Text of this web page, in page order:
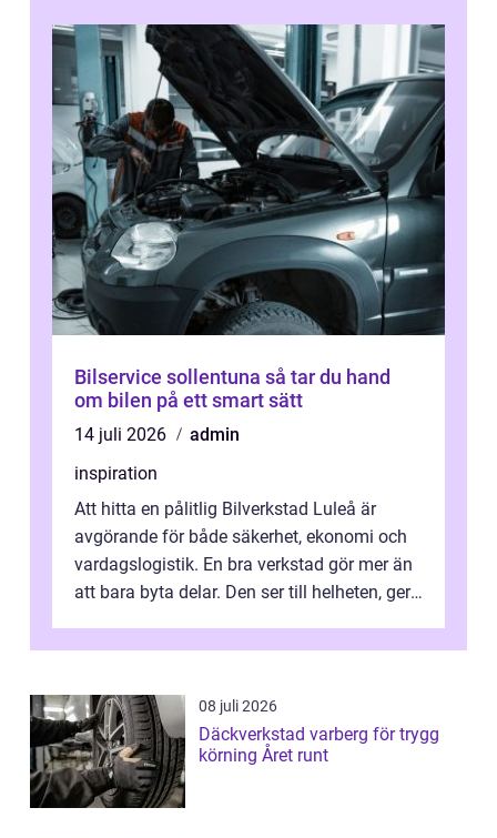
Bilservice sollentuna så tar du hand
om bilen på ett smart sätt
14 juli 2026
admin
inspiration
Att hitta en pålitlig Bilverkstad Luleå är
avgörande för både säkerhet, ekonomi och
vardagslogistik. En bra verkstad gör mer än
att bara byta delar. Den ser till helheten, ger
08 juli 2026
Däckverkstad varberg för trygg
körning Året runt